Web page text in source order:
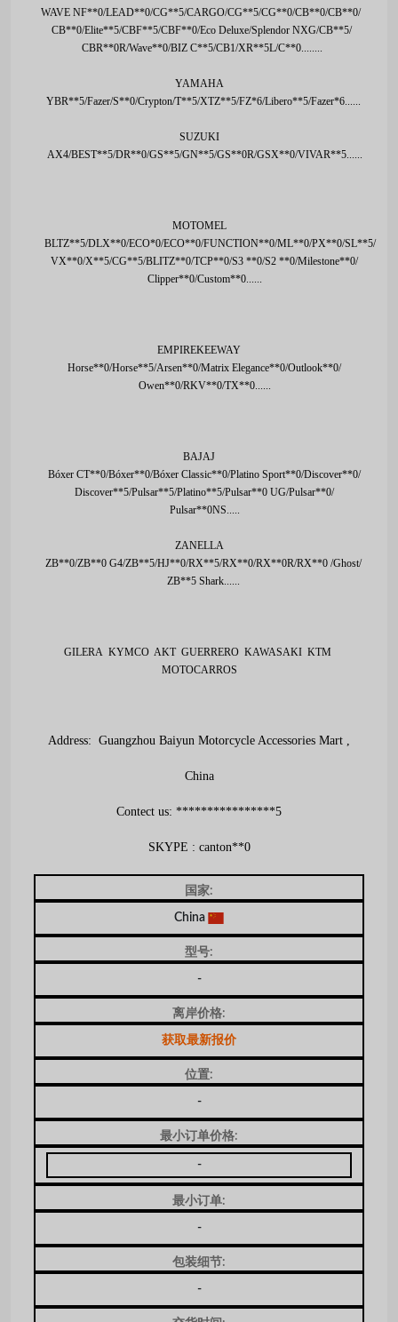
WAVE NF**0/LEAD**0/CG**5/CARGO/CG**5/CG**0/CB**0/CB**0/
CB**0/Elite**5/CBF**5/CBF**0/Eco Deluxe/Splendor NXG/CB**5/
CBR**0R/Wave**0/BIZ C**5/CB1/XR**5L/C**0........
YAMAHA
YBR**5/Fazer/S**0/Crypton/T**5/XTZ**5/FZ*6/Libero**5/Fazer*6......
SUZUKI
AX4/BEST**5/DR**0/GS**5/GN**5/GS**0R/GSX**0/VIVAR**5......
MOTOMEL
BLTZ**5/DLX**0/ECO*0/ECO**0/FUNCTION**0/ML**0/PX**0/SL**5/
VX**0/X**5/CG**5/BLITZ**0/TCP**0/S3 **0/S2 **0/Milestone**0/
Clipper**0/Custom**0......
EMPIREKEEWAY
Horse**0/Horse**5/Arsen**0/Matrix Elegance**0/Outlook**0/
Owen**0/RKV**0/TX**0......
BAJAJ
Bóxer CT**0/Bóxer**0/Bóxer Classic**0/Platino Sport**0/Discover**0/
Discover**5/Pulsar**5/Platino**5/Pulsar**0 UG/Pulsar**0/
Pulsar**0NS.....
ZANELLA
ZB**0/ZB**0 G4/ZB**5/HJ**0/RX**5/RX**0/RX**0R/RX**0 /Ghost/
ZB**5 Shark......
GILERA KYMCO AKT GUERRERO KAWASAKI KTM
MOTOCARROS
Address: Guangzhou Baiyun Motorcycle Accessories Mart ,
China
Contect us: ****************5
SKYPE : canton**0
国家:
China
型号:
-
离岸价格:
获取最新报价
位置:
-
最小订单价格:
-
最小订单:
-
包装细节:
-